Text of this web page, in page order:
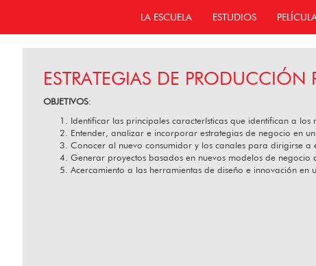
LA ESCUELA ESTUDIOS
ESTRATEGIAS DE
OBJETIVOS:
Identificar las principales características que identifican a los
Entender, analizar e incorporar estrategias de negocio en
Conocer al nuevo consumidor y los canales para dirigirse a
Generar proyectos basados en nuevos modelos de
Acercamiento a las herramientas de diseño e innovación en